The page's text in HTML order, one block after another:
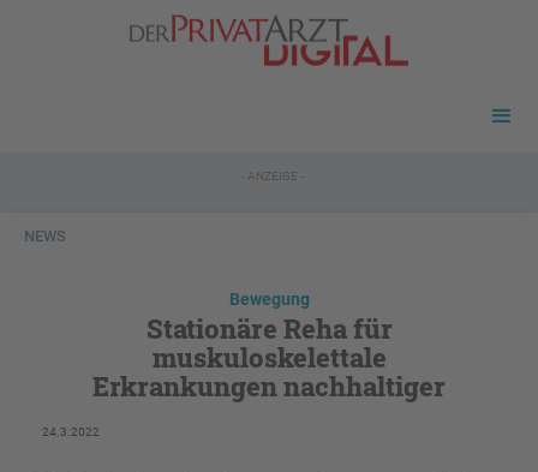
- ANZEIGE -
NEWS
Bewegung
Stationäre Reha für
muskuloskelettale
Erkrankungen nachhaltiger
24.3.2022